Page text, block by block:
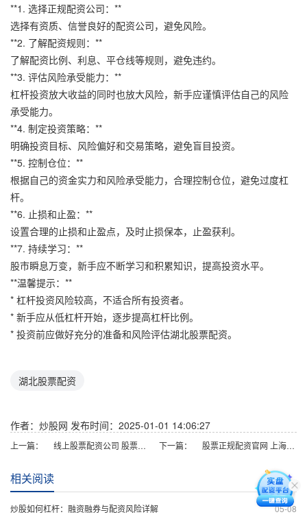
**1. 选择正规配资公司：**
选择有资质、信誉良好的配资公司，避免风险。
**2. 了解配资规则：**
了解配资比例、利息、平仓线等规则，避免违约。
**3. 评估风险承受能力：**
杠杆投资放大收益的同时也放大风险，新手应谨慎评估自己的风险
承受能力。
**4. 制定投资策略：**
明确投资目标、风险偏好和交易策略，避免盲目投资。
**5. 控制仓位：**
根据自己的资金实力和风险承受能力，合理控制仓位，避免过度杠
杆。
**6. 止损和止盈：**
设置合理的止损和止盈点，及时止损保本，止盈获利。
**7. 持续学习：**
股市瞬息万变，新手应不断学习和积累知识，提高投资水平。
**温馨提示：**
* 杠杆投资风险较高，不适合所有投资者。
* 新手应从低杠杆开始，逐步提高杠杆比例。
* 投资前应做好充分的准备和风险评估湖北股票配资。
湖北股票配资
作者：炒股网 发布时间：2025-01-01 14:06:27
上一篇： 线上股票配资公司 股票配资监管：加强风险防范，维护市场稳定 下一篇： 股票正规配资官网 上海期货配资：助您把握市场机遇，放大收益
相关阅读
05-08
炒股如何杠杆：融资融券与配资风险详解